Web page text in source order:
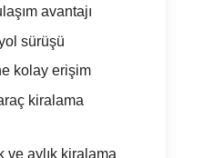
avantajı
sürüşü
kolay erişim
kiralama
ve aylık kiralama